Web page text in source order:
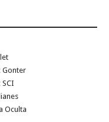
Gonter
SCI
Oculta